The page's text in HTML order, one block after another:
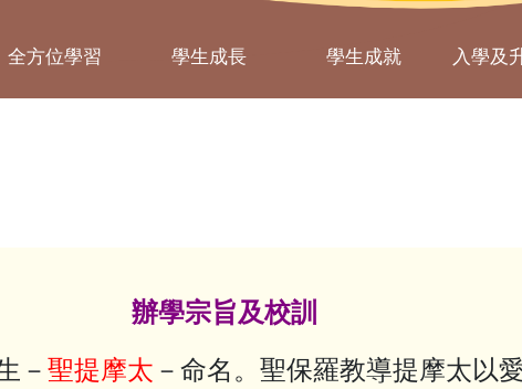
全方位學習 學生成長 學生成就 入學及
辦學宗旨及校訓
－聖提摩太 －命名。聖保羅教導提摩太以